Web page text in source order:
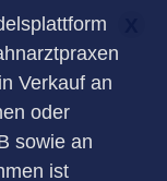
Verkauf an
oder
sowie an
ist